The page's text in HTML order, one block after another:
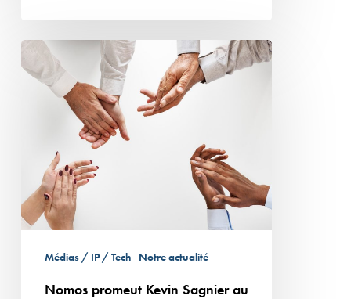
Nomos
promeut
Counsel
Médias / IP / Tech Notre actualité
Nomos promeut Kevin Sagnier au